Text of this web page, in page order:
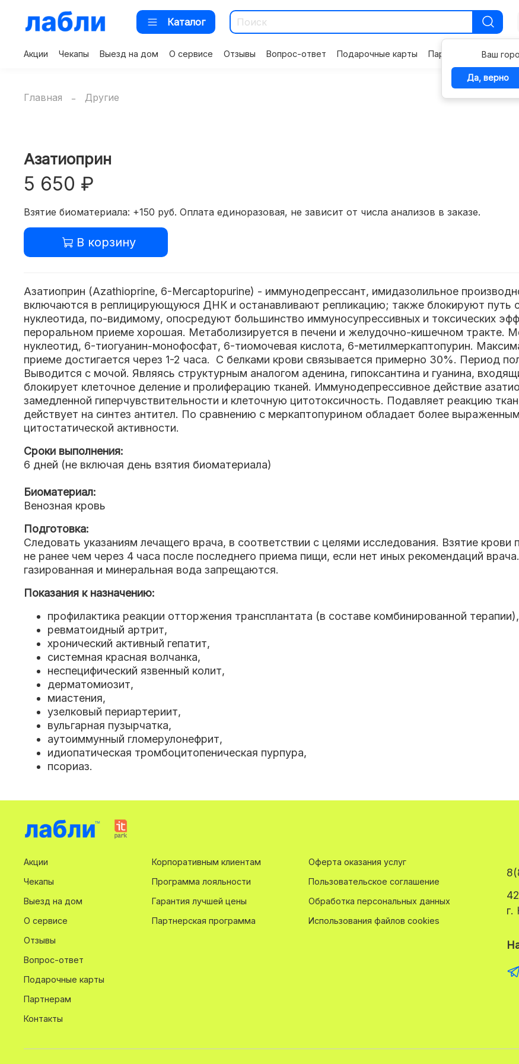
Каталог
Ваш
Да, верно
Акции Чекапы Выезд на дом О сервисе Отзывы Вопрос-ответ Подарочные карты Партнерам
Главная Другие
Азатиоприн
5 650 ₽
Взятие биоматериала: +150 руб. Оплата единоразовая, не зависит от числа анализов в заказе.
В корзину
Азатиоприн (Azathioprine, 6-Mercaptopurine) - иммунодепрессант, имидазолильное
включаются в реплицирующуюся ДНК и останавливают репликацию; также блокируют путь
нуклеотида, по-видимому, опосредуют большинство иммуносупрессивных и токсических
пероральном приеме хорошая. Метаболизируется в печени и желудочно-кишечном тракте.
нуклеотид, 6-тиогуанин-монофосфат, 6-тиомочевая кислота, 6-метилмеркаптопурин.
приеме достигается через 1-2 часа. С белками крови связывается примерно 30%. Период
Выводится с мочой. Являясь структурным аналогом аденина, гипоксантина и гуанина,
блокирует клеточное деление и пролиферацию тканей. Иммунодепрессивное действие
замедленной гиперчувствительности и клеточную цитотоксичность. Подавляет реакцию
действует на синтез антител. По сравнению с меркаптопурином обладает более
цитостатической активности.
Сроки выполнения:
6 дней (не включая день взятия биоматериала)
Биоматериал:
Венозная кровь
Подготовка:
Следовать указаниям лечащего врача, в соответствии с целями исследования. Взятие
не ранее чем через 4 часа после последнего приема пищи, если нет иных рекомендаций
газированная и минеральная вода запрещаются.
Показания к назначению:
профилактика реакции отторжения трансплантата (в составе комбинированной терапии),
ревматоидный артрит,
хронический активный гепатит,
системная красная волчанка,
неспецифический язвенный колит,
дерматомиозит,
миастения,
узелковый периартериит,
вульгарная пузырчатка,
аутоиммунный гломерулонефрит,
идиопатическая тромбоцитопеническая пурпура,
псориаз.
Акции
Чекапы
Выезд на дом
О сервисе
Отзывы
Вопрос-ответ
Подарочные карты
Партнерам
Контакты
Корпоративным клиентам
Программа лояльности
Гарантия лучшей цены
Партнерская программа
Оферта оказания услуг
Пользовательское соглашение
Обработка персональных данных
Использования файлов cookies
г.